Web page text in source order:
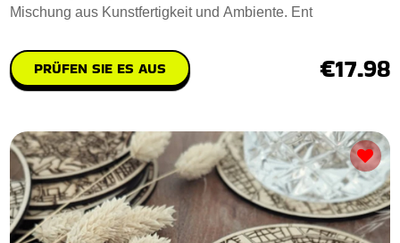
Mischung aus Kunstfertigkeit und Ambiente. Ent
PRÜFEN SIE ES AUS €17.98